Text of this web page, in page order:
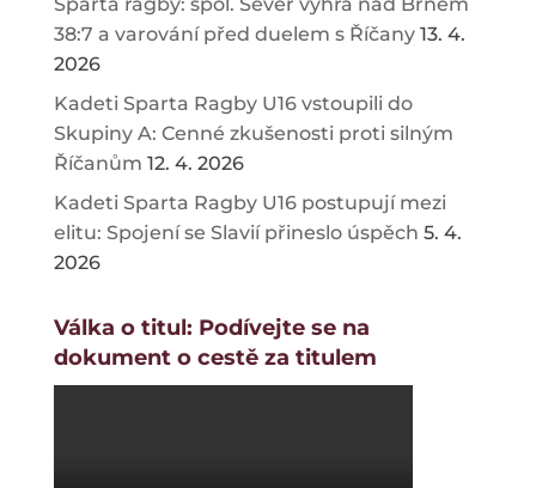
38:7 a varování před duelem s Říčany 13. 4.
2026
Kadeti Sparta Ragby U16 vstoupili do
Skupiny A: Cenné zkušenosti proti silným
Říčanům 12. 4. 2026
Kadeti Sparta Ragby U16 postupují mezi
elitu: Spojení se Slavií přineslo úspěch 5. 4.
2026
Válka o titul: Podívejte se na
dokument o cestě za titulem